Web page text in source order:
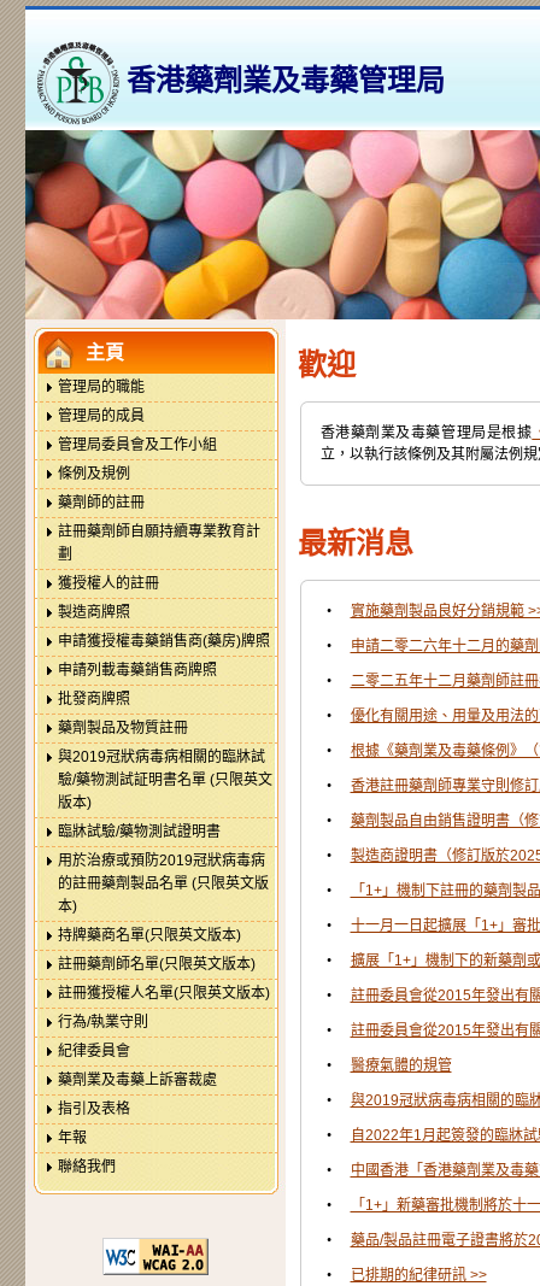
香港藥劑業及毒藥管理局
主頁
管理局的職能
管理局的成員
管理局委員會及工作小組
條例及規例
藥劑師的註冊
註冊藥劑師自願持續專業教育計
劃
獲授權人的註冊
製造商牌照
申請獲授權毒藥銷售商(藥房)牌照
這
連
結
會
新
窗
打
開。
申請列載毒藥銷售商牌照
批發商牌照
藥劑製品及物質註冊
連
會
新
視
窗
打
開。
與2019冠狀病毒病相關的臨牀試
驗/藥物測試証明書名單 (只限英文
版本)
臨牀試驗/藥物測試證明書
這
連
結
會
以
新
視
窗
打
開。
用於治療或預防2019冠狀病毒病
的註冊藥劑製品名單 (只限英文版
本)
持牌藥商名單(只限英文版本)
註冊藥劑師名單(只限英文版本)
註冊獲授權人名單(只限英文版本)
行為/執業守則
紀律委員會
藥劑業及毒藥上訴審裁處
指引及表格
年報
聯絡我們
歡迎
香港藥劑業及毒藥管理局是根據
立，以執行該條例及其附屬法例
最新消息
• 實施藥劑製品良好分銷規範
• 申請二零二六年十二月的藥
• 二零二五年十二月藥劑師註
• 優化有關用途、用量及用法
• 根據《藥劑業及毒藥條例》
• 香港註冊藥劑師專業守則修
• 藥劑製品自由銷售證明書（
• 製造商證明書（修訂版於
• 「1+」機制下註冊的藥劑製
• 十一月一日起擴展「1+」審
• 擴展「1+」機制下的新藥劑
• 註冊委員會從2015年發出有
• 註冊委員會從2015年發出有
• 醫療氣體的規管
• 與2019冠狀病毒病相關的臨
• 自2022年1月起簽發的臨牀
• 中國香港「香港藥劑業及毒
• 「1+」新藥審批機制將於十
• 藥品/製品註冊電子證書將於
• 已排期的紀律研訊 >>